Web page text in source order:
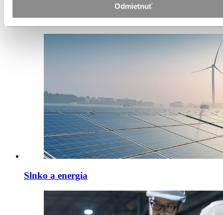
Odmietnuť
HVACR
Slnko a energia